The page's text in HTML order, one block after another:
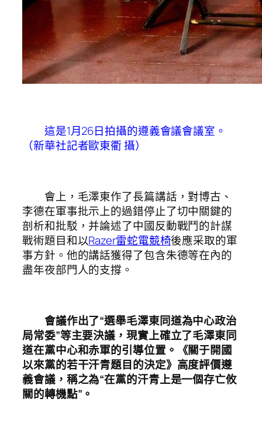
這是1月26日拍攝的遵義會議會議室。
（新華社記者歐東衢 攝）
會上，毛澤東作了長篇講話，對博古、
李德在軍事批示上的過錯停止了切中關鍵的
剖析和批駁，并論述了中國反動戰鬥的計謀
戰術題目和以Razer雷蛇電競椅後應采取的軍
事方針。他的講話獲得了包含朱德等在內的
盡年夜部門人的支撐。
會議作出了“選舉毛澤東同道為中心政治
局常委”等主要決議，現實上確立了毛澤東同
道在黨中心和赤軍的引導位置。《關于開國
以來黨的若干汗青題目的決定》高度評價遵
義會議，稱之為“在黨的汗青上是一個存亡攸
關的轉機點”。